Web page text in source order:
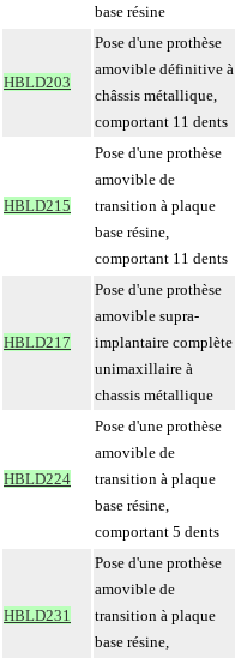
base résine
HBLD203
Pose d'une prothèse
amovible définitive à
châssis métallique,
comportant 11 dents
HBLD215
Pose d'une prothèse
amovible de
transition à plaque
base résine,
comportant 11 dents
HBLD217
Pose d'une prothèse
amovible supra-
implantaire complète
unimaxillaire à
chassis métallique
HBLD224
Pose d'une prothèse
amovible de
transition à plaque
base résine,
comportant 5 dents
HBLD231
Pose d'une prothèse
amovible de
transition à plaque
base résine,